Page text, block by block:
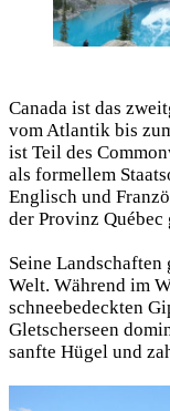
Canada ist das
vom Atlantik bis
ist Teil des
als formellem
Englisch und
der Provinz Québec
Seine
Welt. Während im
schneebedeckten
Gletscherseen
sanfte Hügel und